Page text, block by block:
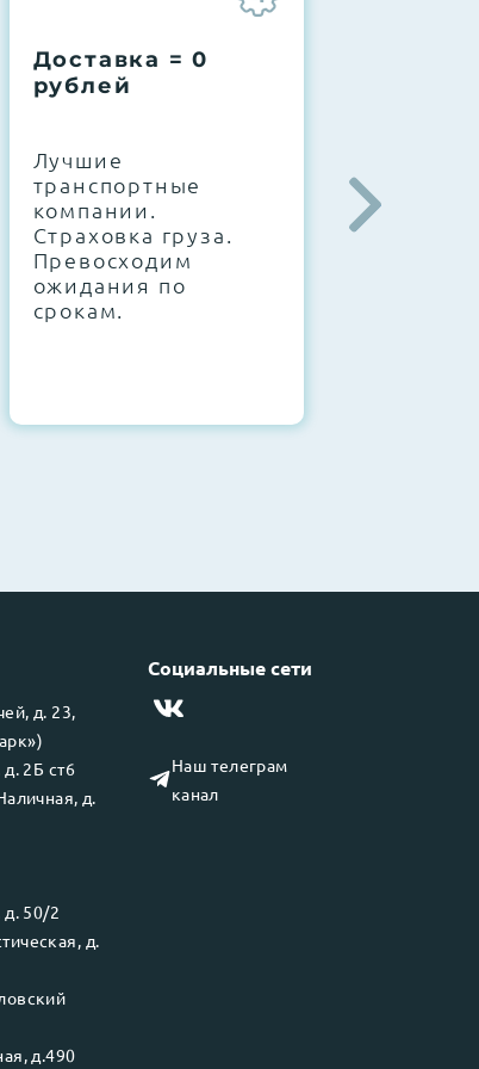
Доставка = 0
рублей
Лучшие
транспортные
компании.
Страховка груза.
Превосходим
ожидания по
срокам.
штате.
10000+
д. 23,
2Б ст6
д.
д. 50/2
д.
д.490
Социальные сети
Наш телеграм
канал